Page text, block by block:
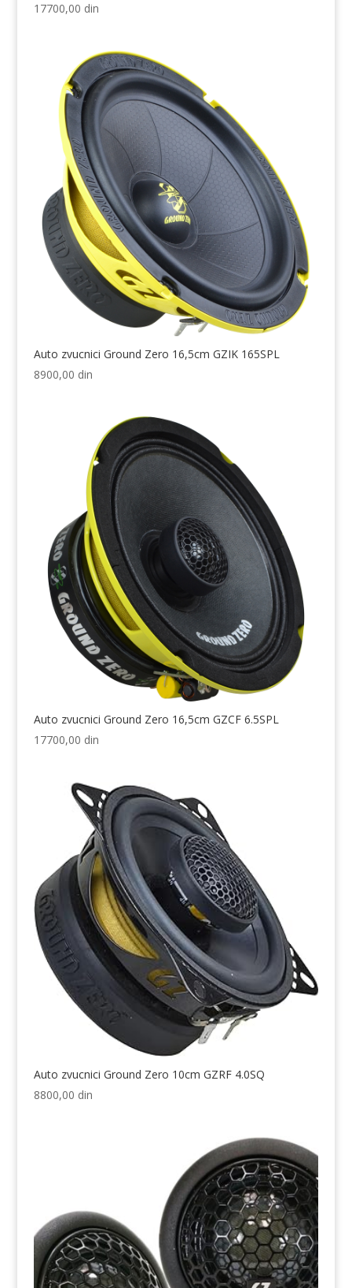
17700,00 din
Auto zvucnici Ground Zero 16,5cm GZIK 165SPL
8900,00 din
Auto zvucnici Ground Zero 16,5cm GZCF 6.5SPL
17700,00 din
Auto zvucnici Ground Zero 10cm GZRF 4.0SQ
8800,00 din